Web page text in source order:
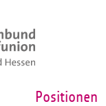
Positionen